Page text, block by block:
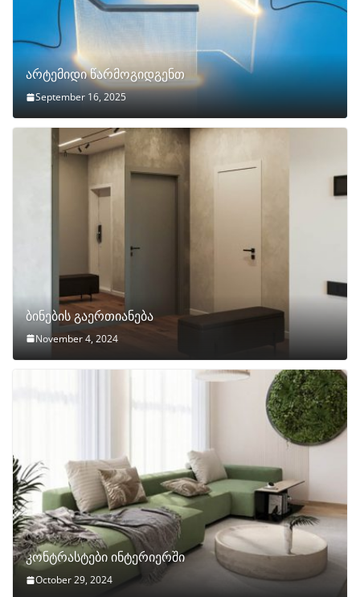
არტემიდი წარმოგიდგენთ
September 16, 2025
ბინების გაერთიანება
November 4, 2024
კონტრასტები ინტერიერში
October 29, 2024